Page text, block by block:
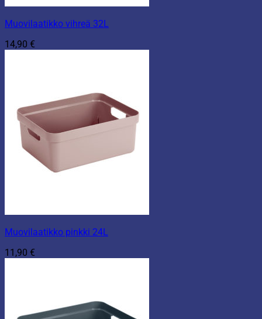
Muovilaatikko vihreä 32L
14,90 €
Muovilaatikko pinkki 24L
11,90 €